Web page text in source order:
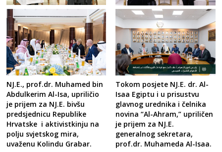
NJ.E., prof.dr. Muhamed bin
Abdulkerim Al-Isa, upriličio
je prijem za NJ.E. bivšu
predsjednicu Republike
Hrvatske i aktivistkinju na
polju svjetskog mira,
uvaženu Kolindu Grabar.
Tokom posjete NJ.E. dr. Al-
Isaa Egiptu i u prisustvu
glavnog urednika i čelnika
novina “Al-Ahram,” upriličen
je prijem za NJ.E.
generalnog sekretara,
prof.dr. Muhameda Al-Isaa.